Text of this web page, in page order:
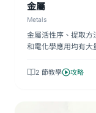
金屬
Metals
金屬活性序、提取方
和電化學應用均有大
2 節教學 攻略